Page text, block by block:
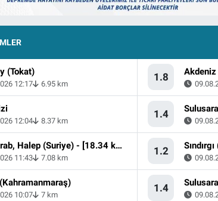
(Tokat)
12:17 6.95 km
12:04 8.37 km
Ayn el-Arab, Halep (Suriye) - [18.34 km] Suruç (Şanlıurfa)
11:43 7.08 km
10:07 7 km
1.8
1.4
1.2
1.4